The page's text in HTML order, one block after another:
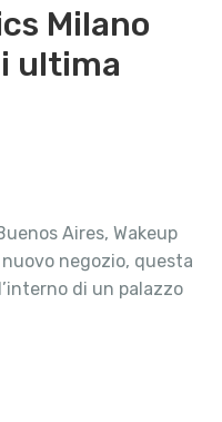
Milano
ultima
Aires, Wakeup
negozio, questa
di un palazzo